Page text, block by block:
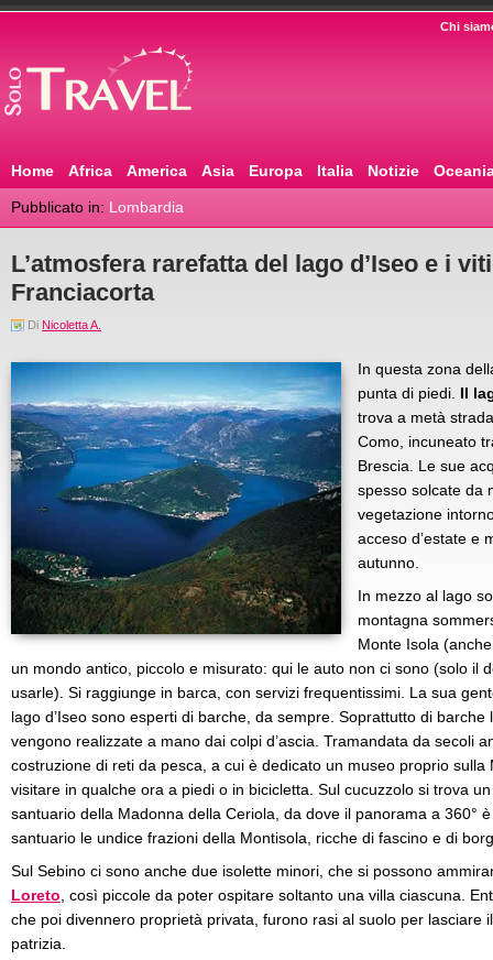
Chi
Home Africa America Asia Europa Italia Notizie
Pubblicato in: Lombardia
L’atmosfera rarefatta del lago d’Iseo e i
Franciacorta
Di Nicoletta A.
In questa zona
punta di piedi. Il
trova a metà
Como, incuneato
Brescia. Le sue
spesso solcate da
vegetazione
acceso d’estate e
autunno.
In mezzo al lago
montagna
Monte Isola
un mondo antico, piccolo e misurato: qui le auto non ci sono (solo il
usarle). Si raggiunge in barca, con servizi frequentissimi. La sua
lago d’Iseo sono esperti di barche, da sempre. Soprattutto di
vengono realizzate a mano dai colpi d’ascia. Tramandata da secoli
costruzione di reti da pesca, a cui è dedicato un museo proprio sulla
visitare in qualche ora a piedi o in bicicletta. Sul cucuzzolo si trova
santuario della Madonna della Ceriola, da dove il panorama a 360°
santuario le undice frazioni della Montisola, ricche di fascino e di
Sul Sebino ci sono anche due isolette minori, che si possono
Loreto , così piccole da poter ospitare soltanto una villa ciascuna.
che poi divennero proprietà privata, furono rasi al suolo per lasciare
patrizia.